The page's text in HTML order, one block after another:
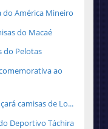
do América Mineiro
do Macaé
do Pelotas
ao
camisas de Lo...
Deportivo Táchira